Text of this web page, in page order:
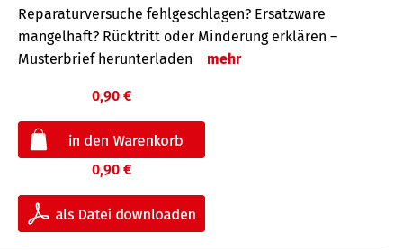
Reparaturversuche fehlgeschlagen? Ersatzware
mangelhaft? Rücktritt oder Minderung erklären –
Musterbrief herunterladen
mehr
0,90 €
0,90 €